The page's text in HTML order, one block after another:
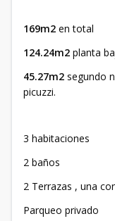
169m2 en total
124.24m2 planta
45.27m2 segundo
picuzzi.
3 habitaciones
2 baños
2 Terrazas , una
Parqueo privado